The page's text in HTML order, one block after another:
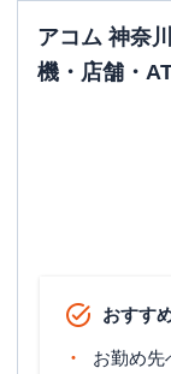
アコム 神奈
機・店舗・
おすす
お勤め先